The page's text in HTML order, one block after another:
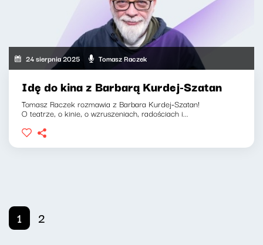
24 sierpnia 2025 Tomasz Raczek
Idę do kina z Barbarą Kurdej-Szatan
Tomasz Raczek rozmawia z Barbara Kurdej-Szatan!
O teatrze, o kinie, o wzruszeniach, radościach i...
1 2